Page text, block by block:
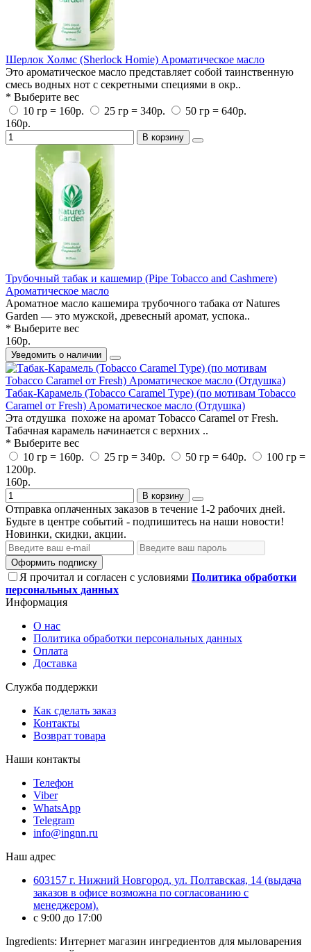
Шерлок Холмс (Sherlock Homie) Ароматическое масло
Это ароматическое масло представляет собой таинственную
смесь водных нот с секретными специями в окр..
* Выберите вес
10 гр = 160р.
25 гр = 340р.
50 гр = 640р.
160р.
В корзину
Трубочный табак и кашемир (Pipe Tobacco and Cashmere)
Ароматическое масло
Ароматное масло кашемира трубочного табака от Natures
Garden — это мужской, древесный аромат, успока..
* Выберите вес
160р.
Уведомить о наличии
Табак-Карамель (Tobacco Caramel Type) (по мотивам Tobacco
Caramel от Fresh) Ароматическое масло (Отдушка)
Эта отдушка похоже на аромат Tobacco Caramel от Fresh.
Табачная карамель начинается с верхних ..
* Выберите вес
10 гр = 160р.
25 гр = 340р. 50 гр = 640р.
100 гр =
1200р.
160р.
В корзину
Отправка оплаченных заказов в течение 1-2 рабочих дней.
Будьте в центре событий - подпишитесь на наши новости!
Новинки, скидки, акции.
Оформить подписку
Я прочитал и согласен с условиями Политика обработки
персональных данных
Информация
О нас
Политика обработки персональных данных
Оплата
Доставка
Служба поддержки
Как сделать заказ
Контакты
Возврат товара
Наши контакты
Телефон
Viber
WhatsApp
Telegram
info@ingnn.ru
Наш адрес
603157 г. Нижний Новгород, ул. Полтавская, 14 (выдача
заказов в офисе возможна по согласованию с
менеджером).
c 9:00 до 17:00
Ingredients: Интернет магазин ингредиентов для мыловарения